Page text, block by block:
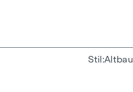
Stil Altbau